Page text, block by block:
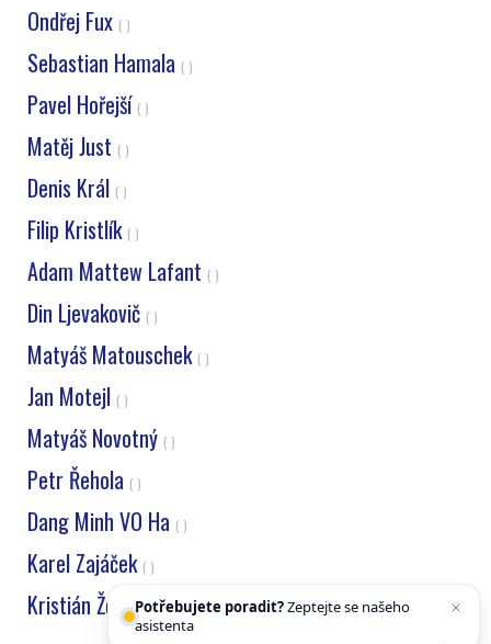
Ondřej Fux ( )
Sebastian Hamala ( )
Pavel Hořejší ( )
Matěj Just ( )
Denis Král ( )
Filip Kristlík ( )
Adam Mattew Lafant ( )
Din Ljevakovič ( )
Matyáš Matouschek ( )
Jan Motejl ( )
Matyáš Novotný ( )
Petr Řehola ( )
Dang Minh VO Ha ( )
Karel Zajáček ( )
Kristián Žďárský( )
Potřebujete poradit?Zeptejte se našeho
asistenta